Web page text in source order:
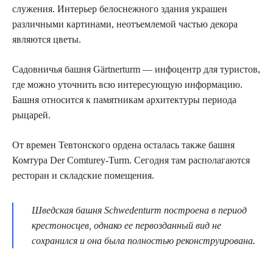
служения. Интерьер белоснежного здания украшен
различными картинами, неотъемлемой частью декора
являются цветы.
Садовничья башня Gärtnerturm — инфоцентр для туристов,
где можно уточнить всю интересующую информацию.
Башня относится к памятникам архитектуры периода
рыцарей.
От времен Тевтонского ордена осталась также башня
Комтура Der Comturey-Turm. Сегодня там располагаются
ресторан и складские помещения.
Шведская башня Schwedenturm построена в период
крестоносцев, однако ее первозданный вид не
сохранился и она была полностью реконструирована.